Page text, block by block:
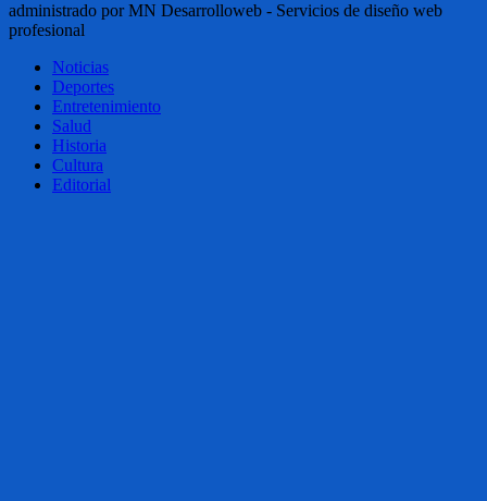
administrado por MN Desarrolloweb - Servicios de diseño web
profesional
Noticias
Deportes
Entretenimiento
Salud
Historia
Cultura
Editorial